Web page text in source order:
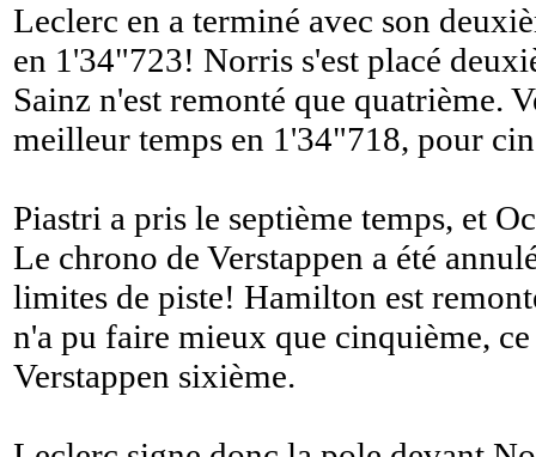
Leclerc en a terminé avec son
en 1'34"723! Norris s'est placé
Sainz n'est remonté que quatrième.
meilleur temps en 1'34"718, pour
Piastri a pris le septième temps, et
Le chrono de Verstappen a été
limites de piste! Hamilton est
n'a pu faire mieux que cinquième,
Verstappen sixième.